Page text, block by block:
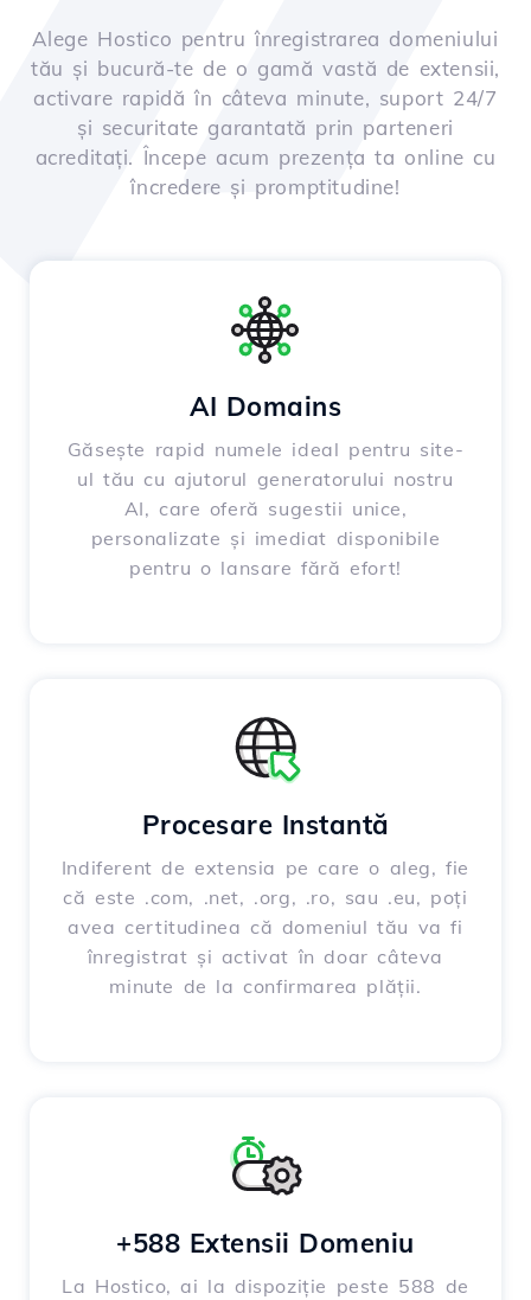
Alege Hostico pentru înregistrarea domeniului
tău și bucură-te de o gamă vastă de extensii,
activare rapidă în câteva minute, suport 24/7
și securitate garantată prin parteneri
acreditați. Începe acum prezența ta online cu
încredere și promptitudine!
AI Domains
Găsește rapid numele ideal pentru site-
ul tău cu ajutorul generatorului nostru
AI, care oferă sugestii unice,
personalizate și imediat disponibile
pentru o lansare fără efort!
Procesare Instantă
Indiferent de extensia pe care o aleg, fie
că este .com, .net, .org, .ro, sau .eu, poți
avea certitudinea că domeniul tău va fi
înregistrat și activat în doar câteva
minute de la confirmarea plății.
+588 Extensii Domeniu
La Hostico, ai la dispoziție peste 588 de